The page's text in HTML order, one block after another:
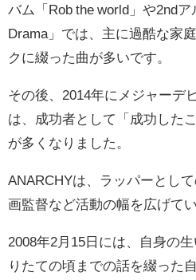
バム「Rob the world」や2nd
Drama」では、主に過酷な家
クに綴った曲が多いです。
その後、2014年にメジャーデ
は、成功者として「成功した
が多くなりました。
ANARCHYは、ラッパーとし
画監督など活動の幅を広げてい
2008年2月15日には、自身の
りたての頃までの話を綴った